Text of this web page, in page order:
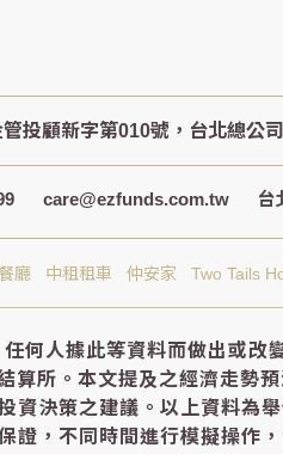
care@ezfunds.com.tw 台
廳 中租租車 仲安家 Two Tails
何人據此等資料而做出或
所。本文提及之經濟走勢
資決策之建議。以上資料為
證，不同時間進行模擬操作